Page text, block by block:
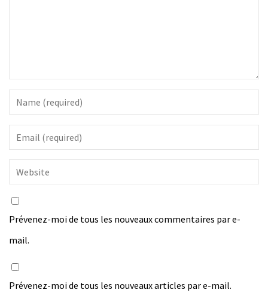
Prévenez-moi de tous les nouveaux commentaires par e-
mail.
Prévenez-moi de tous les nouveaux articles par e-mail.